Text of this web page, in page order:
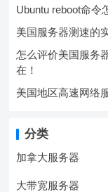
Ubuntu reboot命令
美国服务器测速的
怎么评价美国服务
在！
美国地区高速网络
分类
加拿大服务器
大带宽服务器